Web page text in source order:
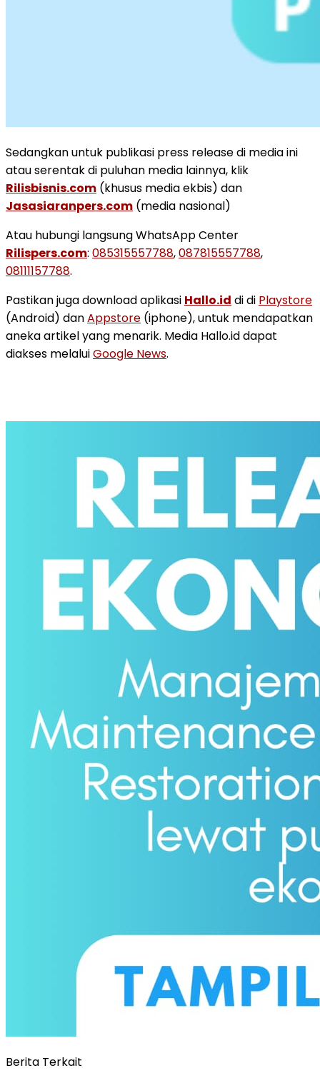
Sedangkan untuk publikasi press release di media ini
atau serentak di puluhan media lainnya, klik
Rilisbisnis.com (khusus media ekbis) dan
Jasasiaranpers.com (media nasional)
Atau hubungi langsung WhatsApp Center
Rilispers.com: 085315557788,087815557788,
08111157788.
Pastikan juga download aplikasi Hallo.id di di Playstore
(Android) danAppstore (iphone), untuk mendapatkan
aneka artikel yang menarik. Media Hallo.id dapat
diakses melaluiGoogle News.
Berita Terkait